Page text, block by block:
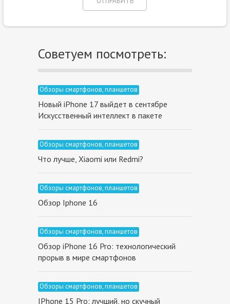
Советуем посмотреть:
Обзоры смартфонов, планшетов
Новый iPhone 17 выйдет в сентябре
Искусственный интеллект в пакете
Обзоры смартфонов, планшетов
Что лучше, Xiaomi или Redmi?
Обзоры смартфонов, планшетов
Обзор Iphone 16
Обзоры смартфонов, планшетов
Обзор iPhone 16 Pro: технологический
прорыв в мире смартфонов
Обзоры смартфонов, планшетов
IPhone 15 Pro: лучший, но cкучный